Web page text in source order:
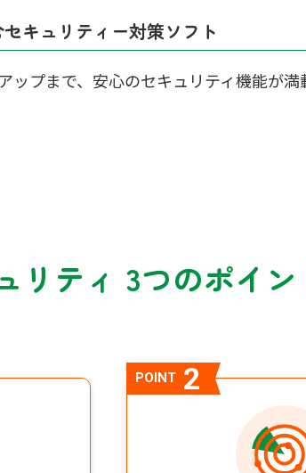
キュリティー対策ソフト
ップまで、安心のセキュリティ機能が
リティ 3つのポイン
POINT 2